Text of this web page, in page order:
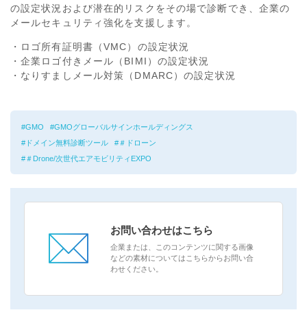
の設定状況および潜在的リスクをその場で診断でき、企業の
メールセキュリティ強化を支援します。
・ロゴ所有証明書（VMC）の設定状況
・企業ロゴ付きメール（BIMI）の設定状況
・なりすましメール対策（DMARC）の設定状況
GMO
GMOグローバルサインホールディングス
ドメイン無料診断ツール
＃ドローン
＃Drone/次世代エアモビリティEXPO
お問い合わせはこちら
企業または、このコンテンツに関する画像
などの素材についてはこちらからお問い合
わせください。